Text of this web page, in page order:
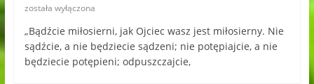
została wyłączona
„Bądźcie miłosierni, jak Ojciec wasz jest miłosierny. Nie
sądźcie, a nie będziecie sądzeni; nie potępiajcie, a nie
będziecie potępieni; odpuszczajcie,